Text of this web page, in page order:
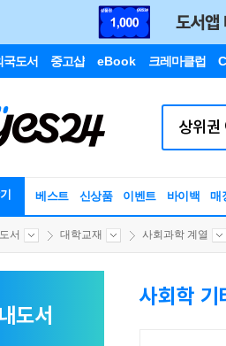
국도서 중고샵 eBook 크레마클럽
베스트 신상품 이벤트 바이백 매
서 대학교재 사회과학 계열
도서
사회학 기